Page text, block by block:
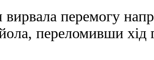
вирвала перемогу
переломивши хід